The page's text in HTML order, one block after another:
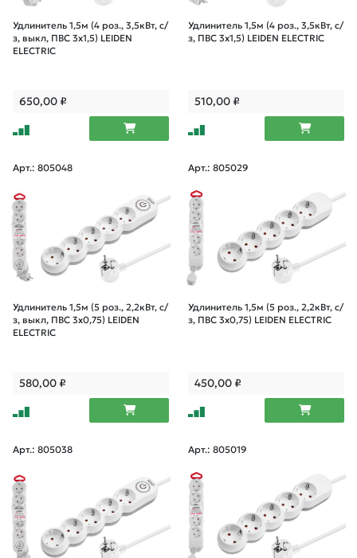
Удлинитель 1,5м (4 роз., 3,5кВт, с/
з, выкл, ПВС 3х1,5) LEIDEN
ELECTRIC
650,00₽
Удлинитель 1,5м (4 роз., 3,5кВт, с/
з, ПВС 3х1,5) LEIDEN ELECTRIC
510,00₽
Арт.: 805048
Удлинитель 1,5м (5 роз., 2,2кВт, с/
з, выкл, ПВС 3х0,75) LEIDEN
ELECTRIC
580,00₽
Арт.: 805029
Удлинитель 1,5м (5 роз., 2,2кВт, с/
з, ПВС 3х0,75) LEIDEN ELECTRIC
450,00₽
Арт.: 805038 Арт.: 805019